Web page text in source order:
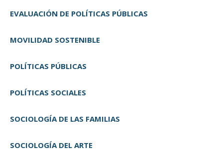
EVALUACIÓN DE POLÍTICAS PÚBLICAS
MOVILIDAD SOSTENIBLE
POLÍTICAS PÚBLICAS
POLÍTICAS SOCIALES
SOCIOLOGÍA DE LAS FAMILIAS
SOCIOLOGÍA DEL ARTE